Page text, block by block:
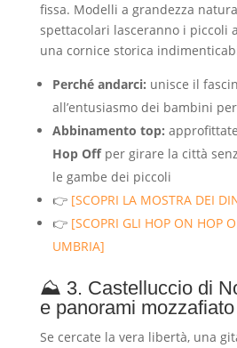
fissa. Modelli a grandezza
spettacolari lasceranno i piccoli
una cornice storica
Perché andarci: unisce il
all’entusiasmo dei bambini
Abbinamento top:
Hop Offper girare la città
le gambe dei piccoli
👉 [SCOPRI LA MOSTRA DEI
👉 [SCOPRI GLI HOP ON HOP
UMBRIA]
⛰️ 3. Castelluccio di
e panorami mozzafiato
Se cercate la vera libertà, una